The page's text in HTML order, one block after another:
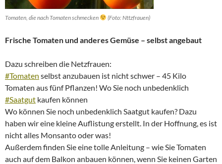
Tomaten, die nach Tomaten schmecken (Foto: Nttzfrauen)
Frische Tomaten und anderes Gemüse – selbst angebaut
Dazu schreiben die Netzfrauen:
#Tomaten selbst anzubauen ist nicht schwer – 45 Kilo
Tomaten aus fünf Pflanzen! Wo Sie noch unbedenklich
#Saatgut kaufen können
Wo können Sie noch unbedenklich Saatgut kaufen? Dazu
haben wir eine kleine Auflistung erstellt. In der Hoffnung, es ist
nicht alles Monsanto oder was!
Außerdem finden Sie eine tolle Anleitung – wie Sie Tomaten
auch auf dem Balkon anbauen können, wenn Sie keinen Garten